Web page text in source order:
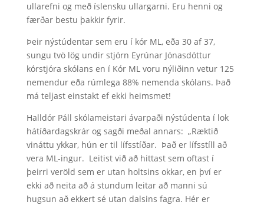
ullarefni og með íslensku ullargarni. Eru henni og
færðar bestu þakkir fyrir.
Þeir nýstúdentar sem eru í kór ML, eða 30 af 37,
sungu tvö lög undir stjórn Eyrúnar Jónasdóttur
kórstjóra skólans en í Kór ML voru nýliðinn vetur 125
nemendur eða rúmlega 88% nemenda skólans. Það
má teljast einstakt ef ekki heimsmet!
Halldór Páll skólameistari ávarpaði nýstúdenta í lok
hátíðardagskrár og sagði meðal annars: „Ræktið
vináttu ykkar, hún er til lífsstíðar. Það er lífsstíll að
vera ML-ingur. Leitist við að hittast sem oftast í
þeirri veröld sem er utan holtsins okkar, en því er
ekki að neita að á stundum leitar að manni sú
hugsun að ekkert sé utan dalsins fagra. Hér er